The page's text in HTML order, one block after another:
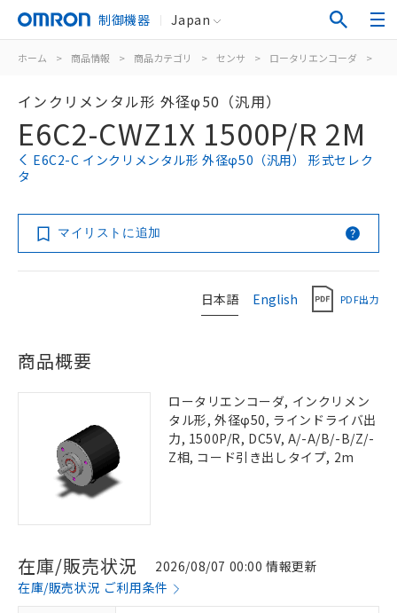
制御機器 Japan
ホーム > 商品情報 > 商品カテゴリ > センサ > ロータリエンコーダ >
インクリメンタル形 外径φ50（汎用）
E6C2-CWZ1X 1500P/R 2M
E6C2-C インクリメンタル形 外径φ50（汎用） 形式セレク
タ
マイリストに追加
日本語 English PDF出力
商品概要
ロータリエンコーダ, インクリメン
タル形, 外径φ50, ラインドライバ出
力, 1500P/R, DC5V, A/-A/B/-B/Z/-
Z相, コード引き出しタイプ, 2m
在庫/販売状況
2026/08/07 00:00 情報更新
在庫/販売状況 ご利用条件